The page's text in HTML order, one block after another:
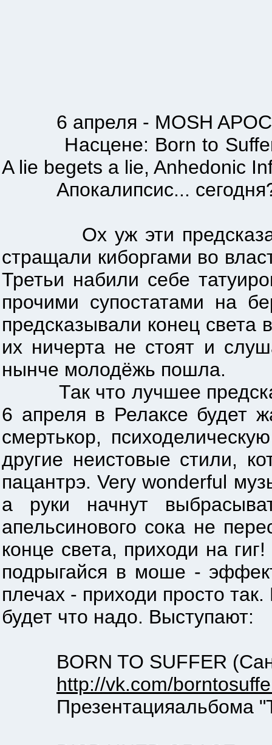
6 апреля - MOSH
Насцене: Born to Suffer,
A lie begets a lie, Anhedonic
Апокалипсис...
Ох уж эти
стращали киборгами во
Третьи набили себе
прочими супостатами на
предсказывали конец света
их ничерта не стоят и
нынче молодёжь пошла.
Так что лучшее
6 апреля в Релаксе будет
смертькор,
другие неистовые стили,
пацантрэ. Very wonderful
а руки начнут
апельсинового сока не
конце света, приходи на
подрыгайся в моше -
плечах - приходи просто
будет что надо. Выступают:
BORN TO SUFFER
http://vk.com/
Презентацияальбома